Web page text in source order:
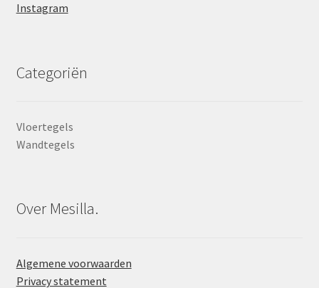
Instagram
Categoriën
Vloertegels
Wandtegels
Over Mesilla.
Algemene voorwaarden
Privacy statement